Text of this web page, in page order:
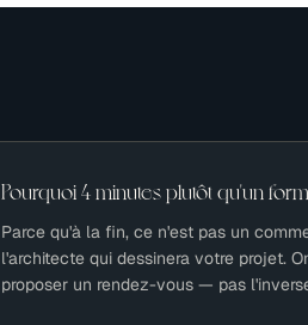
Pourquoi 4 minutes plutôt qu'un
Parce qu'à la fin, ce n'est pas un
l'architecte qui dessinera votre projet.
proposer un rendez-vous — pas